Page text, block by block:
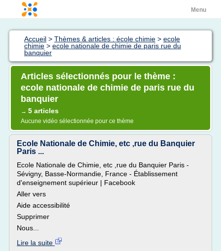
Menu
Accueil > Thèmes & articles : école chimie > ecole
chimie > ecole nationale de chimie de paris rue du
banquier
Articles sélectionnés pour le thème :
ecole nationale de chimie de paris rue du
banquier
→ 5 articles
Aucune vidéo sélectionnée pour ce thème
Ecole Nationale de Chimie, etc ,rue du Banquier
Paris ...
Ecole Nationale de Chimie, etc ,rue du Banquier Paris -
Sévigny, Basse-Normandie, France - Établissement
d'enseignement supérieur | Facebook
Aller vers
Aide accessibilité
Supprimer
Nous...
Lire la suite